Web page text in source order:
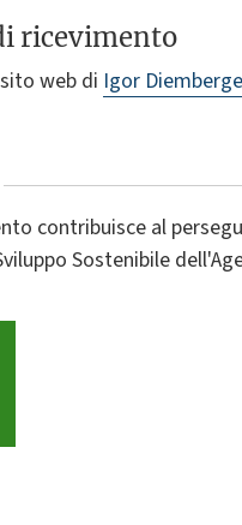
ricevimento
web di Igor
contribuisce al
Sostenibile